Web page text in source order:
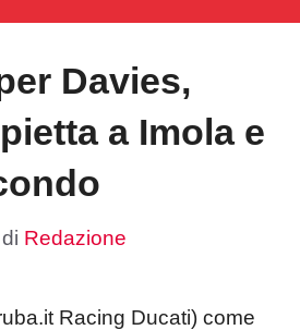
Davies,
a Imola e
di Redazione
Racing Ducati) come